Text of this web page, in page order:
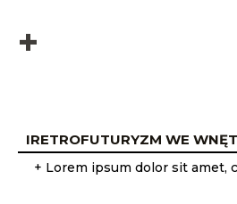
+
IRETROFUTURYZM WE
+ Lorem ipsum dolor sit amet,